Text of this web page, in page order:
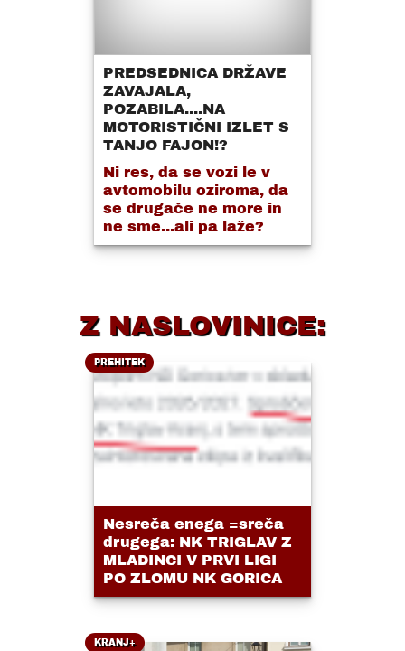
PREDSEDNICA DRŽAVE
ZAVAJALA,
POZABILA....NA
MOTORISTIČNI IZLET S
TANJO FAJON!?
Ni res, da se vozi le v
avtomobilu oziroma, da
se drugače ne more in
ne sme...ali pa laže?
Z NASLOVINICE:
PREHITEK
Nesreča enega =sreča
drugega: NK TRIGLAV Z
MLADINCI V PRVI LIGI
PO ZLOMU NK GORICA
KRANJ+